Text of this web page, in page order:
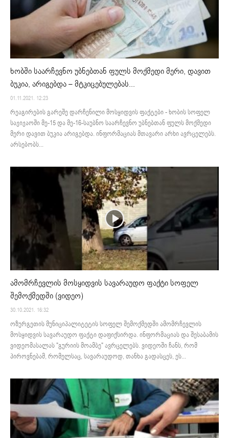
ხობში საარჩევნო უბნებთან ფულს მოქმედი მერი, დავით
ბუკია, არიგებდა – მტკიცებულებას...
01.11.2021. 12:23
რეაგირების გარეშე დარჩენილი მოსყიდვის ფაქტები - ხობის სოფელ
საჯიჯაოში მე-15 და მე-16-საუბნო საარჩევნო უბნებთან ფულს მოქმედი
მერი დავით ბუკია არიგებდა. ინფორმაციას მთავარი არხი ავრცელებს.
არსებობს...
ამომრჩევლის მოსყიდვის სავარაუდო ფაქტი სოფელ
შემოქმედში (ვიდეო)
30.10.2021. 16:32
ოზურგეთის მუნიციპალიტეტის სოფელ შემოქმედში ამომრჩევლის
მოსყიდვის სავარაუდო ფაქტი დაფიქსირდა. ინფორმაციას და შესაბამის
ვიდეომასალას "გურიის მოამბე" ავრცელებს. ვიდეოში ჩანს, რომ
პიროვნებამ, რომელსაც, სავარაუდოდ, თანხა გადასცეს, ეს...